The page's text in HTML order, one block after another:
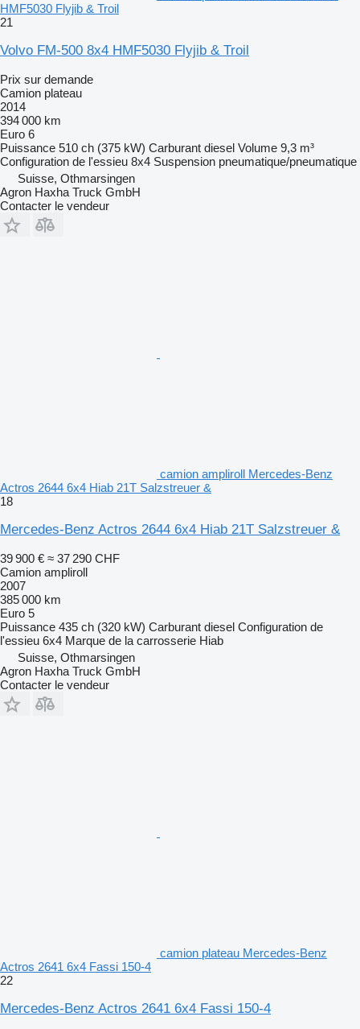
HMF5030 Flyjib & Troil
21
Volvo FM-500 8x4 HMF5030 Flyjib & Troil
Prix sur demande
Camion plateau
2014
394 000 km
Euro 6
Puissance 510 ch (375 kW) Carburant diesel Volume 9,3 m³
Configuration de l'essieu 8x4 Suspension pneumatique/pneumatique
Suisse, Othmarsingen
Agron Haxha Truck GmbH
Contacter le vendeur
camion ampliroll Mercedes-Benz
Actros 2644 6x4 Hiab 21T Salzstreuer &
18
Mercedes-Benz Actros 2644 6x4 Hiab 21T Salzstreuer &
39 900 € ≈ 37 290 CHF
Camion ampliroll
2007
385 000 km
Euro 5
Puissance 435 ch (320 kW) Carburant diesel Configuration de
l'essieu 6x4 Marque de la carrosserie Hiab
Suisse, Othmarsingen
Agron Haxha Truck GmbH
Contacter le vendeur
camion plateau Mercedes-Benz
Actros 2641 6x4 Fassi 150-4
22
Mercedes-Benz Actros 2641 6x4 Fassi 150-4